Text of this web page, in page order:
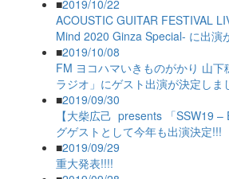
■2019/10/22
ACOUSTIC GUITAR FESTIVAL
Mind 2020 Ginza Special- に出演
■2019/10/08
FM ヨコハマいきものがかり 山下
ラジオ」にゲスト出演が決定しま
■2019/09/30
【大柴広己 presents 「SSW19 –
グゲストとして今年も出演決定!!!
■2019/09/29
重大発表!!!!